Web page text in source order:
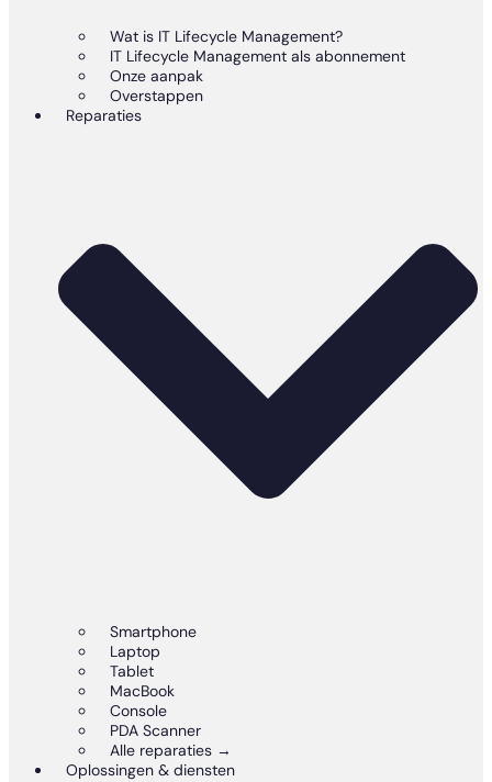
Wat is IT Lifecycle Management?
IT Lifecycle Management als abonnement
Onze aanpak
Overstappen
Reparaties
Smartphone
Laptop
Tablet
MacBook
Console
PDA Scanner
Alle reparaties →
Oplossingen & diensten